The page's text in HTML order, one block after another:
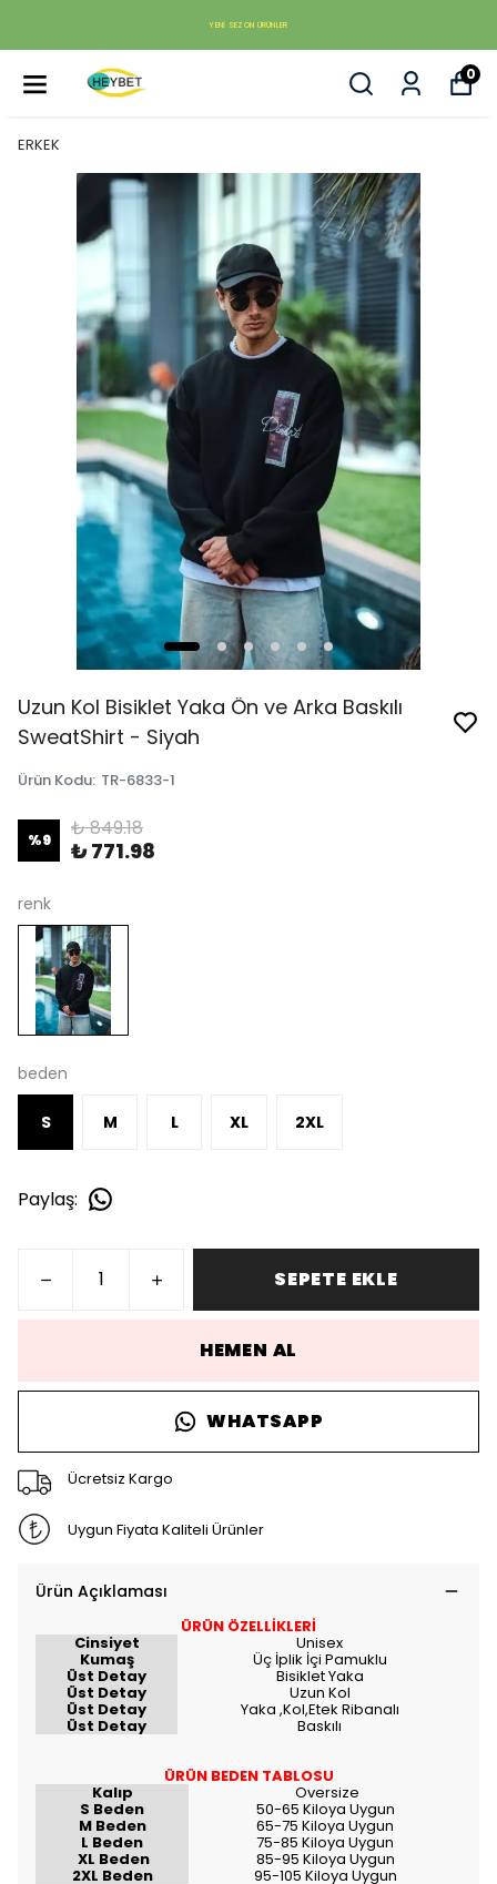
YENI SEZON ÜRÜNLER
0
ERKEK
Uzun Kol Bisiklet Yaka Ön ve Arka Baskılı
SweatShirt - Siyah
Ürün Kodu: TR-6833-1
%9 ₺ 849.18
₺ 771.98
renk
beden
S M L XL 2XL
Paylaş:
SEPETE EKLE
HEMEN AL
WHATSAPP
Ücretsiz Kargo
Uygun Fiyata Kaliteli Ürünler
Ürün Açıklaması
ÜRÜN ÖZELLİKLERİ
Cinsiyet Unisex
Kumaş Üç İplik İçi Pamuklu
Üst Detay Bisiklet Yaka
Üst Detay Uzun Kol
Üst Detay Yaka ,Kol,Etek Ribanalı
Üst Detay Baskılı
ÜRÜN BEDEN TABLOSU
Kalıp Oversize
S Beden 50-65 Kiloya Uygun
M Beden 65-75 Kiloya Uygun
L Beden 75-85 Kiloya Uygun
XL Beden 85-95 Kiloya Uygun
2XL Beden 95-105 Kiloya Uygun